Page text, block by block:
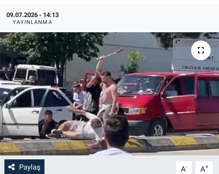
09.07.2026 - 14:13
YAYINLANMA
Paylaş A- A+